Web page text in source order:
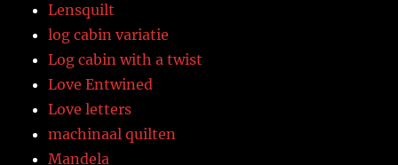
Lensquilt
log cabin variatie
Log cabin with a twist
Love Entwined
Love letters
machinaal quilten
Mandela